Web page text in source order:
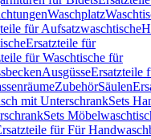
Waschplatz
für Aufsatzwaschtische
Ersatzteile für
für Waschtische für
AusgüsseErsatzteile
ZubehörSäulen
mit UnterschrankSets
Sets
für Für